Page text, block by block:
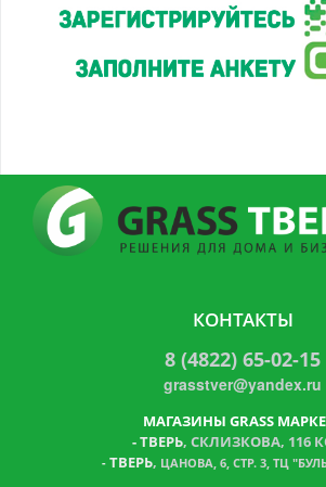
КОНТАКТЫ
8 (4822) 65-02-15
grasstver@yandex.ru
МАГАЗИНЫ GRASS
-ТВЕРЬ, СКЛИЗКОВА, 116
- ТВЕРЬ, ЦАНОВА, 6, СТР. 3, ТЦ